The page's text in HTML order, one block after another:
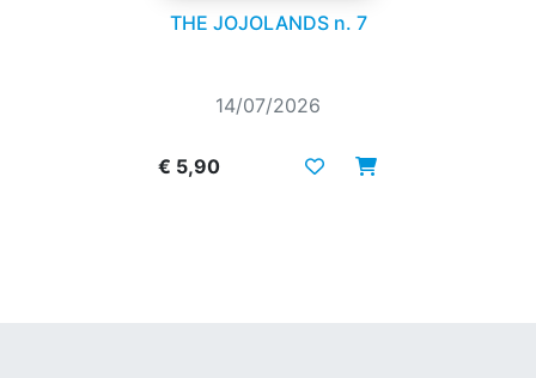
THE JOJOLANDS n. 7
14/07/2026
€ 5,90